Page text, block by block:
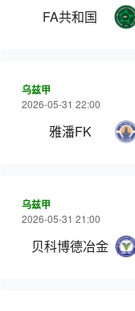
FA共和国
乌兹甲
2026-05-31 22:00
雅潘FK
乌兹甲
2026-05-31 21:00
贝科博德冶金